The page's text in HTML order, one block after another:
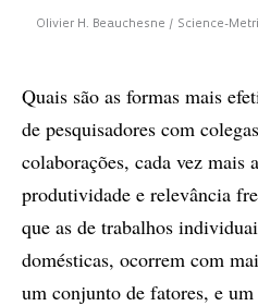
Olivier H. Beauchesne / Science-
Quais são as formas mais
de pesquisadores com
colaborações, cada vez mais
produtividade e relevância
que as de trabalhos
domésticas, ocorrem com
um conjunto de fatores, e